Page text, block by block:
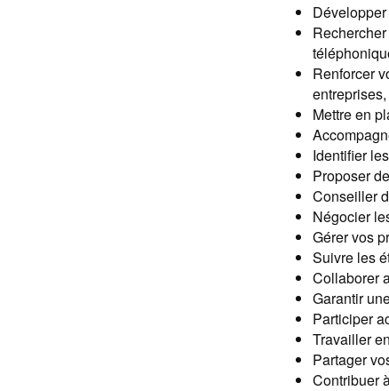
Renforcer
entreprises,
Mettre en
Identifier
Proposer
Conseiller
Négocier
Gérer vos
Suivre les
Collaborer
Garantir
Participer
Travailler
Partager
Contribuer